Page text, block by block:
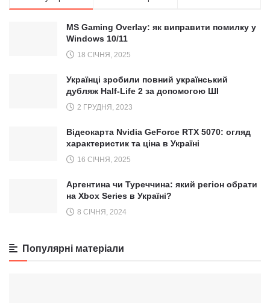
MS Gaming Overlay: як виправити помилку у
Windows 10/11
18 СІЧНЯ, 2025
Українці зробили повний український
дубляж Half-Life 2 за допомогою ШІ
2 ГРУДНЯ, 2023
Відеокарта Nvidia GeForce RTX 5070: огляд
характеристик та ціна в Україні
16 СІЧНЯ, 2025
Аргентина чи Туреччина: який регіон обрати
на Xbox Series в Україні?
8 СІЧНЯ, 2024
Популярні матеріали